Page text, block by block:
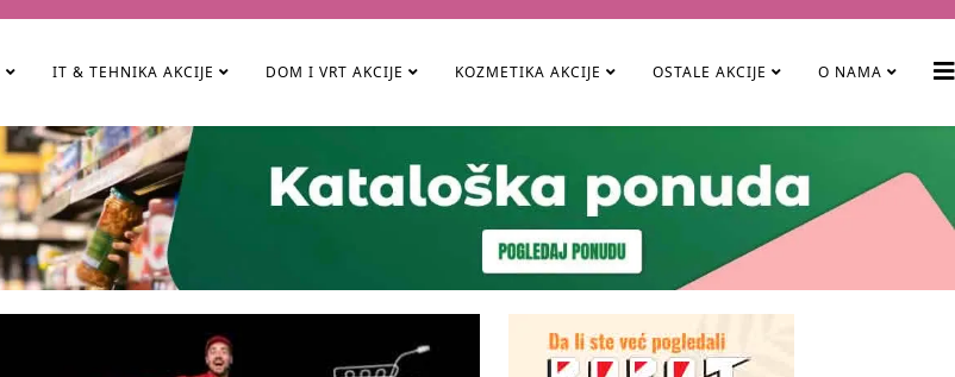
IT & TEHNIKA AKCIJE DOM I VRT AKCIJE KOZMETIKA AKCIJE OSTALE AKCIJE O NAMA